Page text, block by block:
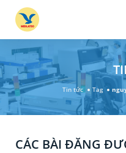
Tin tức Tag
CÁC BÀI ĐĂNG